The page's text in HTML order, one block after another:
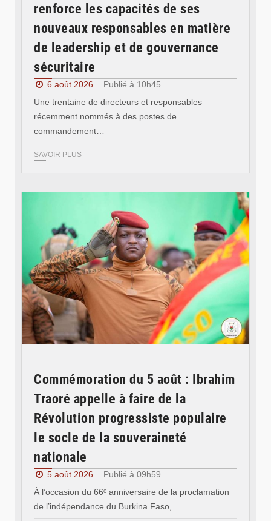
renforce les capacités de ses
nouveaux responsables en matière
de leadership et de gouvernance
sécuritaire
6 août 2026
Publié à 10h45
Une trentaine de directeurs et responsables
récemment nommés à des postes de
commandement…
SAVOIR PLUS
Commémoration du 5 août : Ibrahim
Traoré appelle à faire de la
Révolution progressiste populaire
le socle de la souveraineté
nationale
5 août 2026
Publié à 09h59
À l’occasion du 66ᵉ anniversaire de la proclamation
de l’indépendance du Burkina Faso,…